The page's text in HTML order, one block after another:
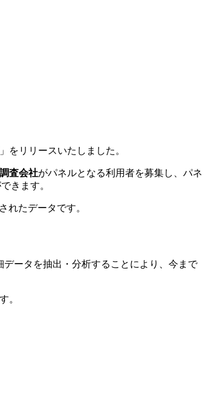
をリリースいたしました。
査会社がパネルとなる利用者を募集し、パネ
きます。
れたデータです。
ータを抽出・分析することにより、今まで
。